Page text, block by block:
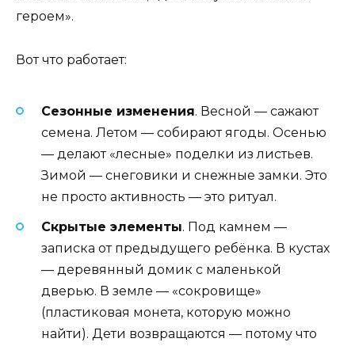
героем».
Вот что работает:
Сезонные изменения. Весной — сажают
семена. Летом — собирают ягоды. Осенью
— делают «лесные» поделки из листьев.
Зимой — снеговики и снежные замки. Это
не просто активность — это ритуал.
Скрытые элементы. Под камнем —
записка от предыдущего ребёнка. В кустах
— деревянный домик с маленькой
дверью. В земле — «сокровище»
(пластиковая монета, которую можно
найти). Дети возвращаются — потому что